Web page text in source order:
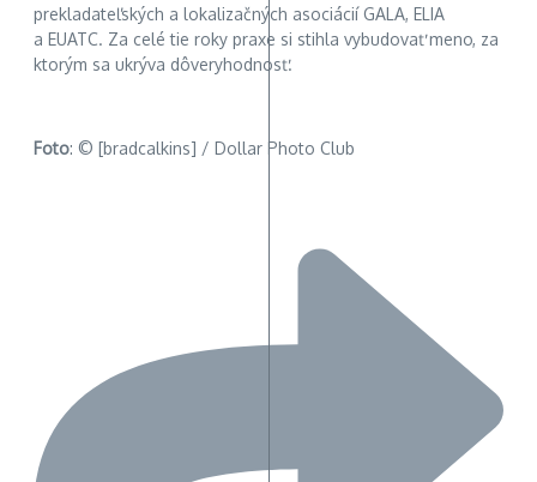
prekladateľských a lokalizačných asociácií GALA, ELIA
a EUATC. Za celé tie roky praxe si stihla vybudovať meno, za
ktorým sa ukrýva dôveryhodnosť.
Foto: © [bradcalkins] / Dollar Photo Club